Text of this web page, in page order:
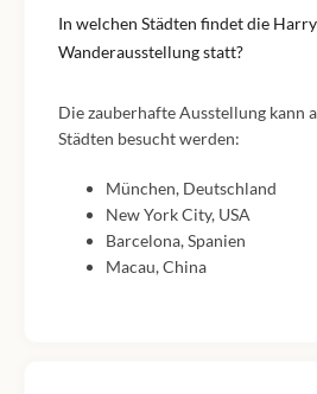
In welchen Städten findet die
Wanderausstellung statt?
Die zauberhafte Ausstellung kann
Städten besucht werden:
München, Deutschland
New York City, USA
Barcelona, Spanien
Macau, China